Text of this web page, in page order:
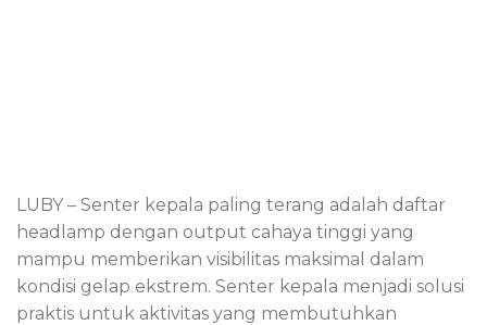
LUBY – Senter kepala paling terang adalah daftar
headlamp dengan output cahaya tinggi yang
mampu memberikan visibilitas maksimal dalam
kondisi gelap ekstrem. Senter kepala menjadi solusi
praktis untuk aktivitas yang membutuhkan